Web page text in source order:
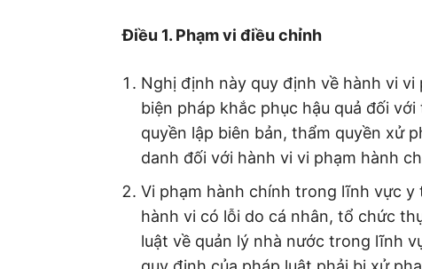
Điều 1. Phạm vi điều chỉnh
Nghị định này quy định về hành vi
biện pháp khắc phục hậu quả đối
quyền lập biên bản, thẩm quyền xử
danh đối với hành vi vi phạm hành
Vi phạm hành chính trong lĩnh vực
hành vi có lỗi do cá nhân, tổ chức
luật về quản lý nhà nước trong lĩnh